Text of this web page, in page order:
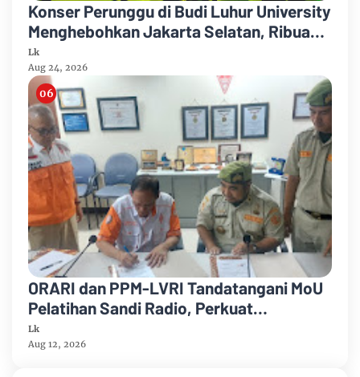
Konser Perunggu di Budi Luhur University
Menghebohkan Jakarta Selatan, Ribuan
Penonton Larut dalam Euforia!
Lk
Aug 24, 2026
ORARI dan PPM-LVRI Tandatangani MoU
Pelatihan Sandi Radio, Perkuat
Komunikasi dan Bela Negara
Lk
Aug 12, 2026